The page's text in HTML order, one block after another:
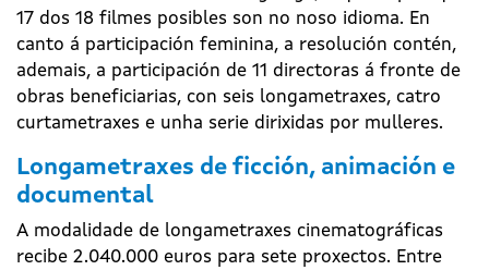
17 dos 18 filmes posibles son no noso idioma. En
canto á participación feminina, a resolución contén,
ademais, a participación de 11 directoras á fronte de
obras beneficiarias, con seis longametraxes, catro
curtametraxes e unha serie dirixidas por mulleres.
Longametraxes de ficción, animación e
documental
A modalidade de longametraxes cinematográficas
recibe 2.040.000 euros para sete proxectos. Entre